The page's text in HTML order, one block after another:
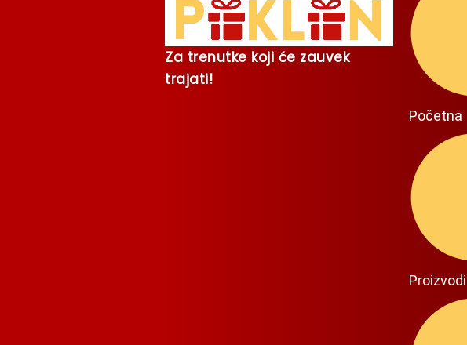
Za trenutke koji će zauvek
trajati!
Početna
Proizvodi